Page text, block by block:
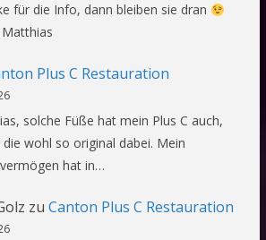
für die Info, dann bleiben sie dran
Plus C Restauration
solche Füße hat mein Plus C auch,
wohl so original dabei. Mein
hat in…
zu Canton Plus C Restauration